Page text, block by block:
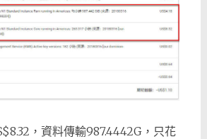
，資料傳輸987.4442G，只花